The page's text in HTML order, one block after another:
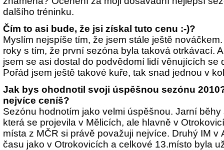
dalšího tréninku.
Čím to asi bude, že jsi získal tuto cenu :-)?
Myslím nejspíše tím, že jsem stále ještě
roky s tím, že první sezóna byla taková otrkávací.
jsem se asi dostal do podvědomí lidí věnujících se
Pořád jsem ještě takové kuře, tak snad jednou v
Jak bys ohodnotil svoji úspěšnou sezónu
nejvíce ceníš?
Sezónu hodnotím jako velmi úspěšnou. Jarní
která se projevila v Mělicích, ale hlavně v
místa z MČR si právě považuji nejvíce. Druhý IM v
času jako v Otrokovicích a celkové 13.místo byla